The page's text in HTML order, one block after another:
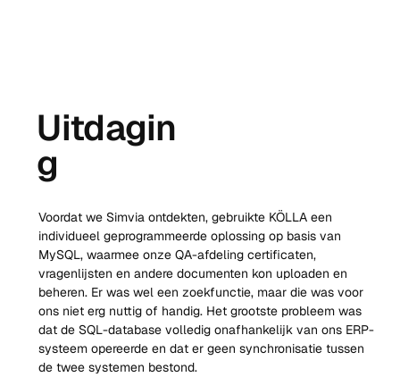
Uitdagin
g
Voordat we Simvia ontdekten, gebruikte KÖLLA een
individueel geprogrammeerde oplossing op basis van
MySQL, waarmee onze QA-afdeling certificaten,
vragenlijsten en andere documenten kon uploaden en
beheren. Er was wel een zoekfunctie, maar die was voor
ons niet erg nuttig of handig. Het grootste probleem was
dat de SQL-database volledig onafhankelijk van ons ERP-
systeem opereerde en dat er geen synchronisatie tussen
de twee systemen bestond.